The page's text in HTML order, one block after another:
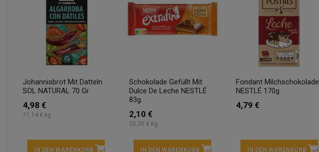
Johannisbrot Mit Datteln
SOL NATURAL 70 Gr
4,98 €
71,14 € kg
IN DEN WARENKORB
Schokolade Gefüllt Mit
Dulce De Leche NESTLÉ
83g.
2,10 €
25,30 € Kg
IN DEN WARENKORB
Fondant Milchschokolade
NESTLÉ 170g.
4,79 €
IN DEN WARENKORB